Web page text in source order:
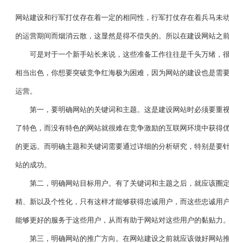
网站建设和行军打仗存在着一定的相同性，行军打仗存在着兵马
的运营期间而烟消云散，这显然是得不偿失的。所以在建设网站
可是对于一个新手站长来说，这些准备工作往往是千头万绪，
相当出色，你想要突破竞争红海极为困难，因为网站的建设也是
运营。
第一，要明确网站的关键词和主题。这是建设网站时必须要重
了特色，而没有特色的网站就很难在竞争激励的互联网环境中获
的更远。而明确主题和关键词需要通过详细的分析研究，特别是
站的成功。
第二，明确网站目标用户。有了关键词和主题之后，就应该圈
精、新以及个性化，只有这样才能够获得忠诚用户，而这些忠诚
能够更好的服务于这些用户，从而有助于网站对这些用户的黏贴力
第三，明确网站的推广方向。在网站建设之前就应该做好网站